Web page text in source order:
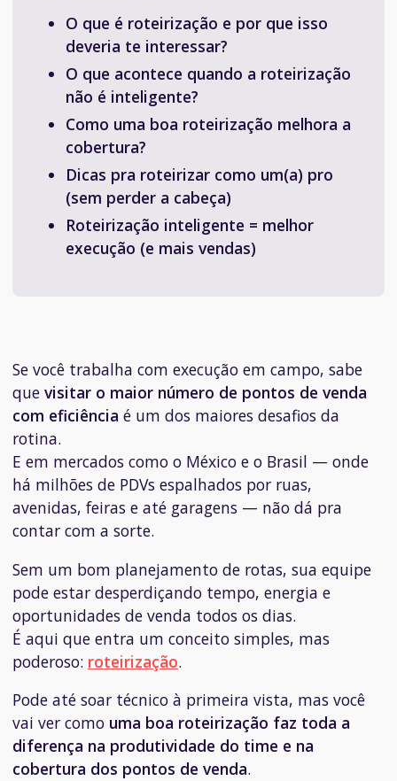
O que é roteirização e por que isso
deveria te interessar?
O que acontece quando a roteirização
não é inteligente?
Como uma boa roteirização melhora a
cobertura?
Dicas pra roteirizar como um(a) pro
(sem perder a cabeça)
Roteirização inteligente = melhor
execução (e mais vendas)
Se você trabalha com execução em campo, sabe
que visitar o maior número de pontos de venda
com eficiência é um dos maiores desafios da
rotina.
E em mercados como o México e o Brasil — onde
há milhões de PDVs espalhados por ruas,
avenidas, feiras e até garagens — não dá pra
contar com a sorte.
Sem um bom planejamento de rotas, sua equipe
pode estar desperdiçando tempo, energia e
oportunidades de venda todos os dias.
É aqui que entra um conceito simples, mas
poderoso: roteirização.
Pode até soar técnico à primeira vista, mas você
vai ver como uma boa roteirização faz toda a
diferença na produtividade do time e na
cobertura dos pontos de venda.